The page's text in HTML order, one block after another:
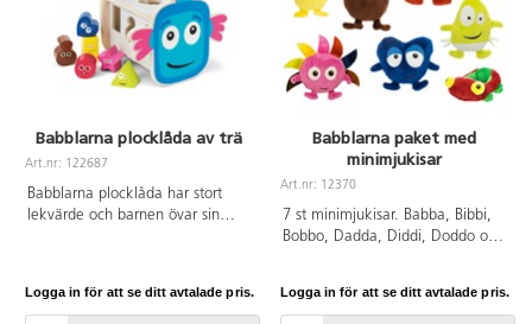
ni ser och upplever för att
utveckla språket. Alla Babblarna
mjukisar är leksakstestade och
CE-märkta. 26–30 cm höga.
Babblarna plocklåda av trä
Art.nr: 122687
Babblarna plocklåda har stort
lekvärde och barnen övar sin
utvecklar de också sitt eget tal
Logga in för att se ditt avtalade pris.
Babblarna paket med
minimjukisar
Art.nr: 12370
7 st minimjukisar. Babba, Bibbi,
Bobbo, Dadda, Diddi, Doddo och
speciella sätt att prata, så
Logga in för att se ditt avtalade pris.